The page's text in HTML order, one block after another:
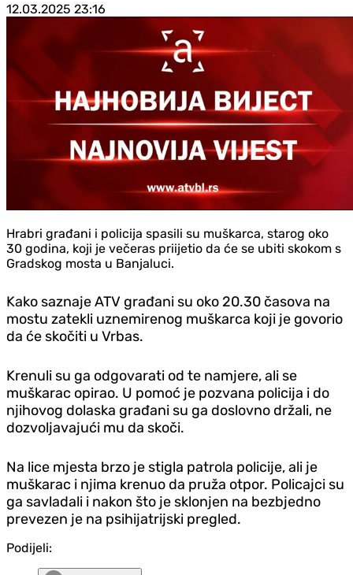
12.03.2025 23:16
Hrabri građani i policija spasili su muškarca, starog oko
30 godina, koji je večeras priijetio da će se ubiti skokom s
Gradskog mosta u Banjaluci.
Kako saznaje ATV građani su oko 20.30 časova na
mostu zatekli uznemirenog muškarca koji je govorio
da će skočiti u Vrbas.
Krenuli su ga odgovarati od te namjere, ali se
muškarac opirao. U pomoć je pozvana policija i do
njihovog dolaska građani su ga doslovno držali, ne
dozvoljavajući mu da skoči.
Na lice mjesta brzo je stigla patrola policije, ali je
muškarac i njima krenuo da pruža otpor. Policajci su
ga savladali i nakon što je sklonjen na bezbjedno
prevezen je na psihijatrijski pregled.
Podijeli: